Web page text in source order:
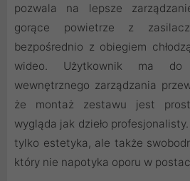
pozwala na lepsze
gorące powietrze z
bezpośrednio z obiegiem
wideo. Użytkownik ma do
wewnętrznego zarządzania
że montaż zestawu jest
wygląda jak dzieło
tylko estetyka, ale także
który nie napotyka oporu w